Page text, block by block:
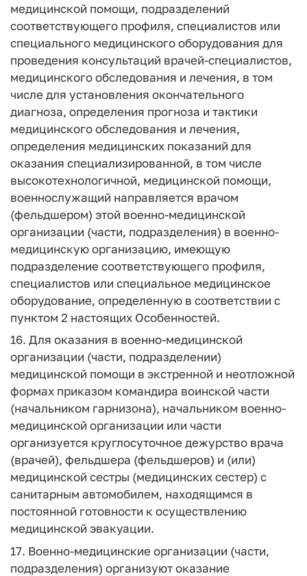
медицинской помощи, подразделений
соответствующего профиля, специалистов или
специального медицинского оборудования для
проведения консультаций врачей-специалистов,
медицинского обследования и лечения, в том
числе для установления окончательного
диагноза, определения прогноза и тактики
медицинского обследования и лечения,
определения медицинских показаний для
оказания специализированной, в том числе
высокотехнологичной, медицинской помощи,
военнослужащий направляется врачом
(фельдшером) этой военно-медицинской
организации (части, подразделения) в военно-
медицинскую организацию, имеющую
подразделение соответствующего профиля,
специалистов или специальное медицинское
оборудование, определенную в соответствии с
пунктом 2 настоящих Особенностей.
16. Для оказания в военно-медицинской
организации (части, подразделении)
медицинской помощи в экстренной и неотложной
формах приказом командира воинской части
(начальником гарнизона), начальником военно-
медицинской организации или части
организуется круглосуточное дежурство врача
(врачей), фельдшера (фельдшеров) и (или)
медицинской сестры (медицинских сестер) с
санитарным автомобилем, находящимся в
постоянной готовности к осуществлению
медицинской эвакуации.
17. Военно-медицинские организации (части,
подразделения) организуют оказание